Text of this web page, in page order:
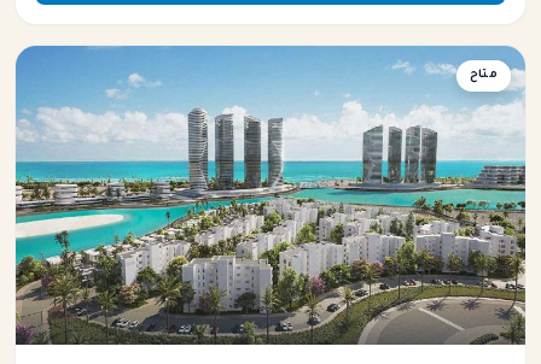
فيلا
متاح